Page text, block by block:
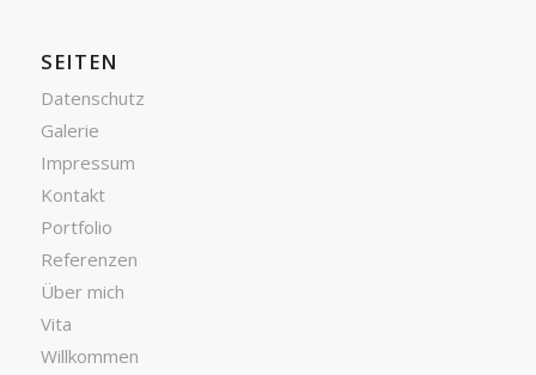
SEITEN
Datenschutz
Galerie
Impressum
Kontakt
Portfolio
Referenzen
Über mich
Vita
Willkommen